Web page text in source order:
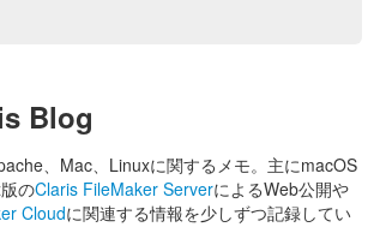
Blog
、Mac、Linuxに関するメモ。主にmacOS
のClaris FileMaker ServerによるWeb公開や
Cloudに関連する情報を少しずつ記録してい